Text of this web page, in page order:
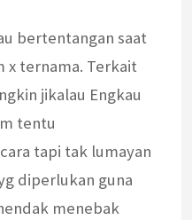
bertentangan saat
x ternama. Terkait
jikalau Engkau
tentu
tapi tak lumayan
diperlukan guna
menebak